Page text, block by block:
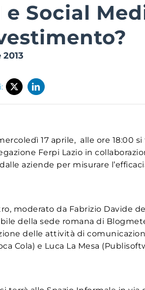
e Social
2013
17 aprile, alle ore 18:00 si
Ferpi Lazio in
aziende per misurare
moderato da Fabrizio Davide
della sede romana di
delle attività di
Cola) e Luca La Mesa